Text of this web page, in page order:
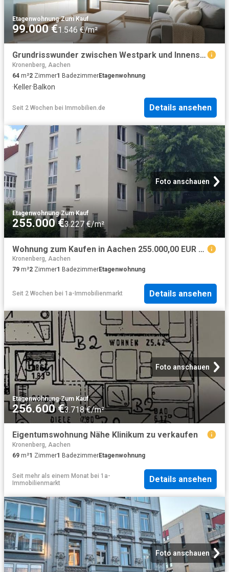
Etagenwohnung·Zum Kauf
99.000 €1.546 €/m²
Grundrisswunder zwischen Westpark und Innenstadt für vorausschauende Käufer
Kronenberg, Aachen
64 m²2 Zimmer1 BadezimmerEtagenwohnung
·Keller·Balkon
Seit 2 Wochen bei Immobilien.de Details ansehen
Foto anschauen
Etagenwohnung·Zum Kauf
255.000 €3.227 €/m²
Wohnung zum Kaufen in Aachen 255.000,00 EUR 79.2 m²
Kronenberg, Aachen
79 m²2 Zimmer1 BadezimmerEtagenwohnung
Seit 2 Wochen bei 1a-Immobilienmarkt Details ansehen
Foto anschauen
Etagenwohnung·Zum Kauf
256.600 €3.718 €/m²
Eigentumswohnung Nähe Klinikum zu verkaufen
Kronenberg, Aachen
69 m²1 Zimmer1 BadezimmerEtagenwohnung
Seit mehr als einem Monat bei 1a-
Immobilienmarkt
Details ansehen
Foto anschauen